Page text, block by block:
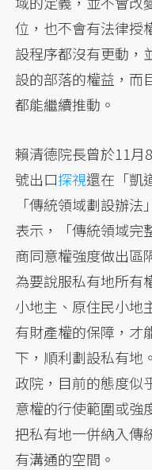
位，也不會有法律授
設程序都沒有更動，
設的部落的權益，而
都能繼續推動。
賴清德院長曾於11月
號出口探視還在「凱
「傳統領域劃設辦
表示，「傳統領域完
商同意權強度做出區
為要說服私有地所有
小地主、原住民小地
有財產權的保障，才
下，順利劃設私有地
政院，目前的態度似
意權的行使範圍或強
把私有地一併納入傳
有溝通的空間。